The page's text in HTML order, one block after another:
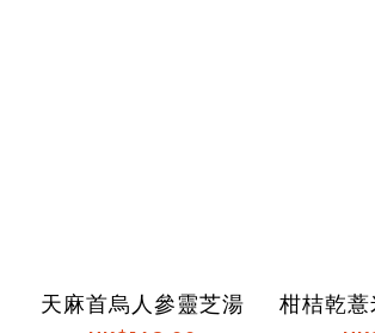
天麻首烏人參靈芝湯 柑桔乾